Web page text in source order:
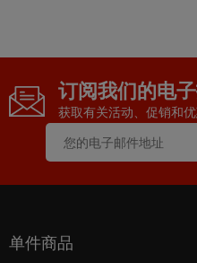
订阅我们的电
获取有关活动、促销和
单件商品